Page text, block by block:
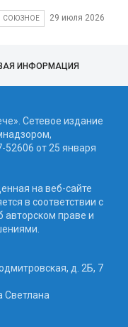
СОЮЗНОЕ 29 июля 2026
ИНФОРМАЦИЯ
Сетевое издание
от 25 января
на веб-сайте
в соответствии с
авторском праве и
д. 2Б, 7
Светлана